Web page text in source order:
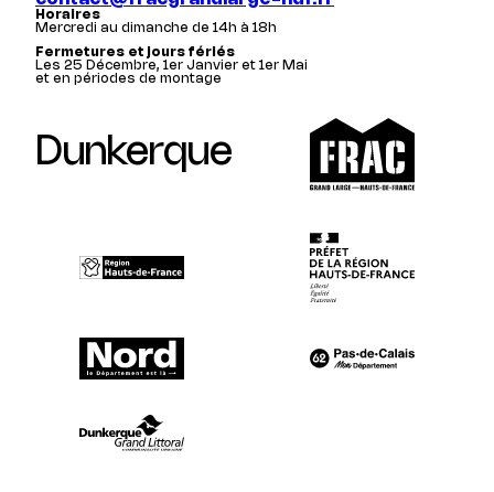
Horaires
Mercredi au dimanche de 14h à 18h
Fermetures et jours fériés
Les 25 Décembre, 1er Janvier et 1er Mai
et en périodes de montage
Dunkerque